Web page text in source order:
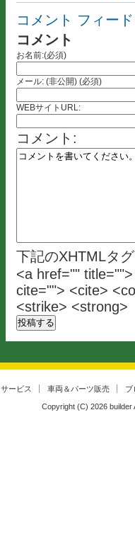
コメント フィード
コメント
お名前:(必須)
メール: (非公開) (必須)
WEBサイトURL:
コメント:
下記のXHTMLタ
<a href=""
cite=""> <cite>
<strike> <strong>
サービス 車両＆パーツ販売 ブ
Copyright (C) 2026 builder